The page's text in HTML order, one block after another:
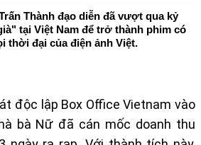
Thành đạo diễn đã vượt qua kỷ
tại Việt Nam để trở thành phim có
thời đại của điện ảnh Việt.
độc lập Box Office Vietnam vào
bà Nữ đã cán mốc doanh thu